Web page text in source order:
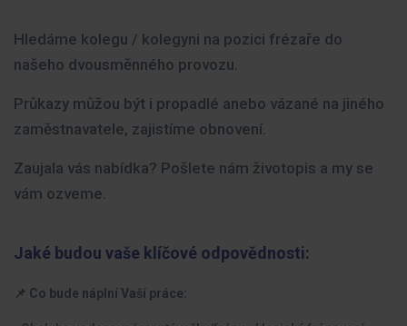
Hledáme kolegu / kolegyni na pozici frézaře do
našeho dvousměnného provozu.
Průkazy můžou být i propadlé anebo vázané na jiného
zaměstnavatele, zajistíme obnovení.
Zaujala vás nabídka? Pošlete nám životopis a my se
vám ozveme.
Jaké budou vaše klíčové odpovědnosti:
📌 Co bude náplní Vaší práce: